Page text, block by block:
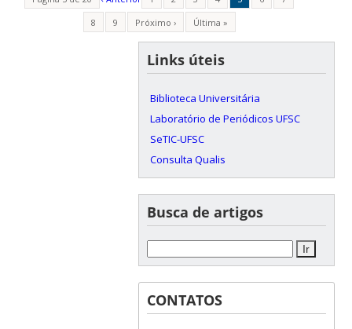
8
9 Próximo › Última »
Links úteis
Biblioteca Universitária
Laboratório de Periódicos UFSC
SeTIC-UFSC
Consulta Qualis
Busca de artigos
CONTATOS